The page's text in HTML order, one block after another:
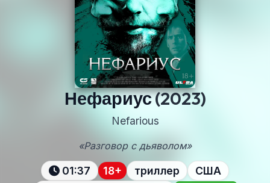
Нефариус(2023)
Nefarious
«Разговор с дьяволом»
01:37 18+ триллер
США